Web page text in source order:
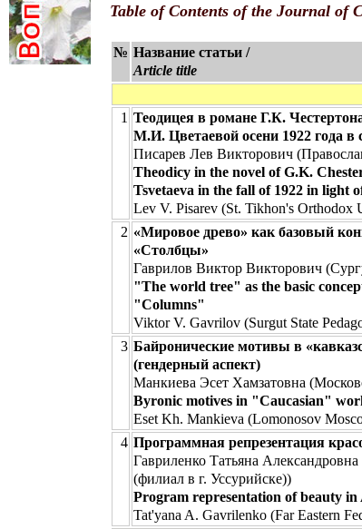
Table of Contents of the Journal of
№ Название статьи /
Article title
1 Теодицея в романе Г.К.
М.И. Цветаевой осени 1922 года в
Писарев Лев Викторович
Theodicy in the novel of G.K.
Tsvetaeva in the fall of 1922 in light
Lev V. Pisarev (St. Tikhon's Orthodox
2 «Мировое древо» как базовый
«Столбцы»
Гаврилов Виктор Викторович
"The world tree" as the basic
"Columns"
Viktor V. Gavrilov (Surgut State
3 Байронические мотивы в
(гендерный аспект)
Манкиева Эсет Хамзатовна
Byronic motives in "Caucasian"
Eset Kh. Mankieva (Lomonosov
4 Программная репрезентация
Гавриленко Татьяна
(филиал в г. Уссурийске))
Program representation of beauty
Tat'yana A. Gavrilenko (Far Eastern